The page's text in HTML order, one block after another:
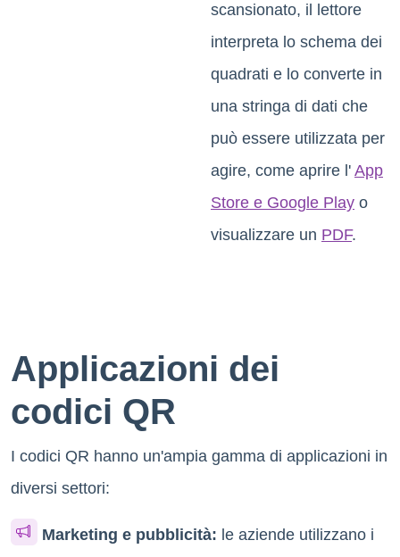
scansionato, il lettore
interpreta lo schema dei
quadrati e lo converte in
una stringa di dati che
può essere utilizzata per
agire, come aprire l' App
Store e Google Play o
visualizzare un PDF.
Applicazioni dei
codici QR
I codici QR hanno un'ampia gamma di applicazioni in
diversi settori:
Marketing e pubblicità: le aziende utilizzano i